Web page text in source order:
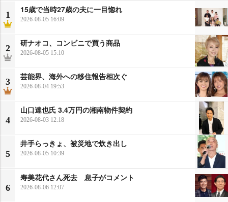
1
15歳で当時27歳の夫に一目惚れ
2026-08-05 16:09
2
研ナオコ、コンビニで買う商品
2026-08-05 15:10
3
芸能界、海外への移住報告相次ぐ
2026-08-04 19:53
4
山口達也氏 3.4万円の湘南物件契約
2026-08-03 12:18
5
井手らっきょ、被災地で炊き出し
2026-08-05 10:39
6
寿美花代さん死去 息子がコメント
2026-08-06 12:07